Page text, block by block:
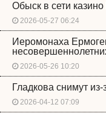
Обыск в сети
2026-05-27 06:24
Иеромонаха
2026-05-26 10:20
Гладкова снимут
2026-04-12 07:09